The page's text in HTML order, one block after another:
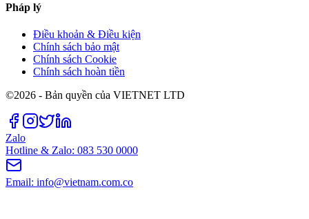
Pháp lý
Điều khoản & Điều kiện
Chính sách bảo mật
Chính sách Cookie
Chính sách hoàn tiền
©2026 - Bản quyền của VIETNET LTD
Zalo
Hotline & Zalo: 083 530 0000
Email: info@vietnam.com.co